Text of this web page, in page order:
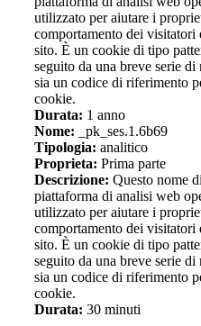
utilizzato per aiutare i
comportamento dei visitatori
sito. È un cookie di tipo
seguito da una breve serie
sia un codice di riferimento
cookie.
Durata: 1 anno
Nome: _pk_ses.1.6b69
Tipologia: analitico
Proprieta: Prima parte
Descrizione: Questo nome
piattaforma di analisi web
utilizzato per aiutare i
comportamento dei visitatori
sito. È un cookie di tipo
seguito da una breve serie
sia un codice di riferimento
cookie.
Durata: 30 minuti